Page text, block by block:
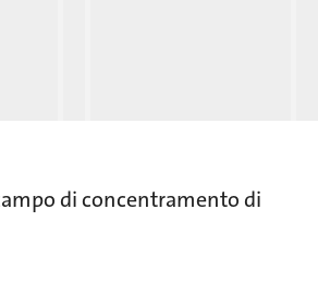
di concentramento di